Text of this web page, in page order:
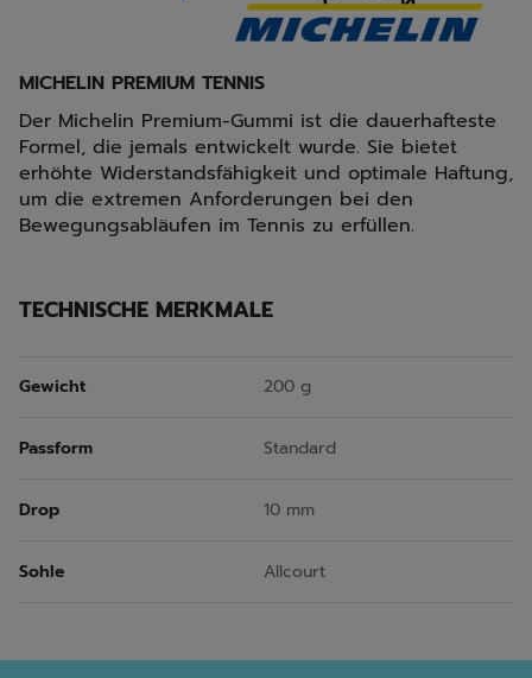
MICHELIN PREMIUM TENNIS
Der Michelin Premium-Gummi ist die dauerhafteste
Formel, die jemals entwickelt wurde. Sie bietet
erhöhte Widerstandsfähigkeit und optimale Haftung,
um die extremen Anforderungen bei den
Bewegungsabläufen im Tennis zu erfüllen.
TECHNISCHE MERKMALE
Gewicht 200 g
Passform Standard
Drop 10 mm
Sohle Allcourt